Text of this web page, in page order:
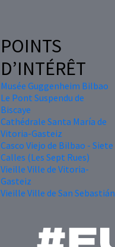
POINTS
D’INTÉRÊT
Musée Guggenheim Bilbao
Le Pont Suspendu de
Biscaye
Cathédrale Santa María de
Vitoria-Gasteiz
Casco Viejo de Bilbao - Siete
Calles (Les Sept Rues)
Vieille Ville de Vitoria-
Gasteiz
Vieille Ville de San Sebastián